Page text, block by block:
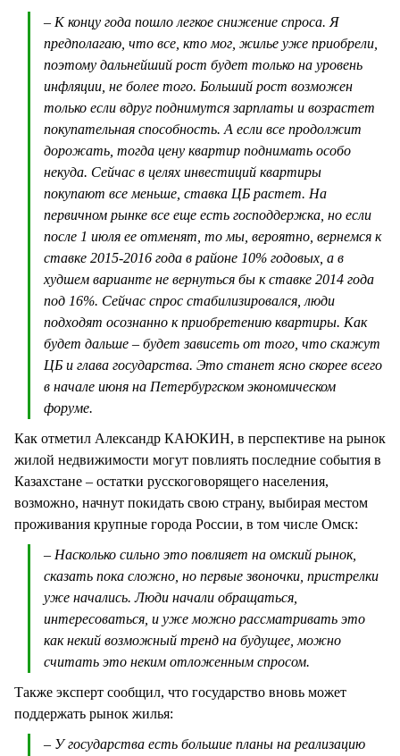
– К концу года пошло легкое снижение спроса. Я
предполагаю, что все, кто мог, жилье уже приобрели,
поэтому дальнейший рост будет только на уровень
инфляции, не более того. Больший рост возможен
только если вдруг поднимутся зарплаты и возрастет
покупательная способность. А если все продолжит
дорожать, тогда цену квартир поднимать особо
некуда. Сейчас в целях инвестиций квартиры
покупают все меньше, ставка ЦБ растет. На
первичном рынке все еще есть господдержка, но если
после 1 июля ее отменят, то мы, вероятно, вернемся к
ставке 2015-2016 года в районе 10% годовых, а в
худшем варианте не вернуться бы к ставке 2014 года
под 16%. Сейчас спрос стабилизировался, люди
подходят осознанно к приобретению квартиры. Как
будет дальше – будет зависеть от того, что скажут
ЦБ и глава государства. Это станет ясно скорее всего
в начале июня на Петербургском экономическом
форуме.
Как отметил Александр КАЮКИН, в перспективе на рынок
жилой недвижимости могут повлиять последние события в
Казахстане – остатки русскоговорящего населения,
возможно, начнут покидать свою страну, выбирая местом
проживания крупные города России, в том числе Омск:
– Насколько сильно это повлияет на омский рынок,
сказать пока сложно, но первые звоночки, пристрелки
уже начались. Люди начали обращаться,
интересоваться, и уже можно рассматривать это
как некий возможный тренд на будущее, можно
считать это неким отложенным спросом.
Также эксперт сообщил, что государство вновь может
поддержать рынок жилья:
– У государства есть большие планы на реализацию